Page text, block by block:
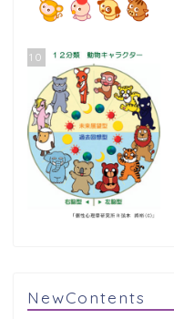
10
NewContents